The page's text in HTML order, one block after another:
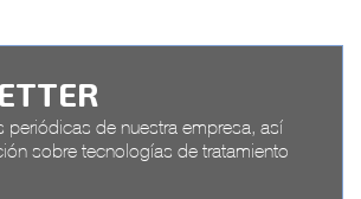
periódicas de nuestra empresa, así
sobre tecnologías de tratamiento